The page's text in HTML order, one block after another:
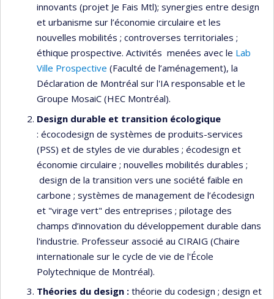
innovants (projet Je Fais Mtl); synergies entre design
et urbanisme sur l’économie circulaire et les
nouvelles mobilités ; controverses territoriales ;
éthique prospective. Activités menées avec le Lab
Ville Prospective (Faculté de l’aménagement), la
Déclaration de Montréal sur l'IA responsable et le
Groupe MosaiC (HEC Montréal).
Design durable et transition écologique
: écocodesign de systèmes de produits-services
(PSS) et de styles de vie durables ; écodesign et
économie circulaire ; nouvelles mobilités durables ;
design de la transition vers une société faible en
carbone ; systèmes de management de l’écodesign
et "virage vert" des entreprises ; pilotage des
champs d’innovation du développement durable dans
l'industrie. Professeur associé au CIRAIG (Chaire
internationale sur le cycle de vie de l'École
Polytechnique de Montréal).
Théories du design : théorie du codesign ; design et